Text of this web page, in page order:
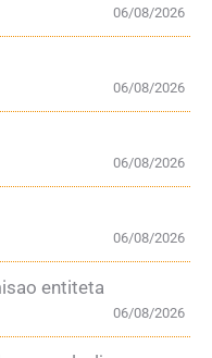
06/08/2026
06/08/2026
06/08/2026
06/08/2026
entiteta
06/08/2026